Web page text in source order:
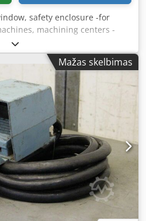
safety enclosure -for
machining centers -
387 x 438 mm -Frame
20 mm Crjdob A
available -Price: per piece
Mažas skelbimas